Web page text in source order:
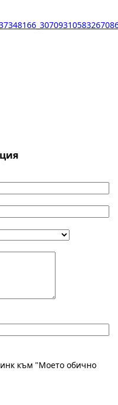
към "Моето обично